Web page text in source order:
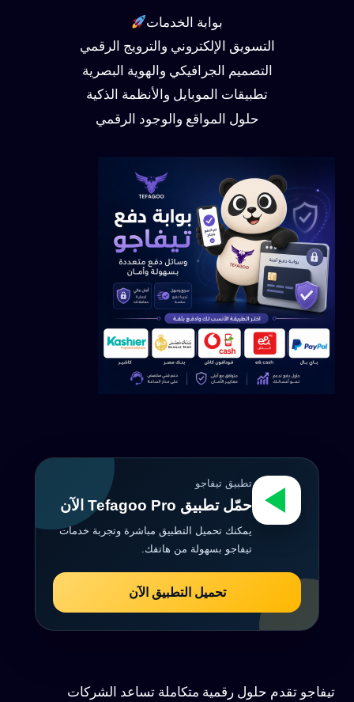
بوابة الخدمات
التسويق الإلكتروني والترويج الرقمي
التصميم الجرافيكي والهوية البصرية
تطبيقات الموبايل والأنظمة الذكية
حلول المواقع والوجود الرقمي
تطبيق تيفاجو
حمّل تطبيق Tefagoo Pro الآن
يمكنك تحميل التطبيق مباشرة وتجربة خدمات
تيفاجو بسهولة من هاتفك.
تحميل التطبيق الآن
تيفاجو تقدم حلول رقمية متكاملة تساعد الشركات